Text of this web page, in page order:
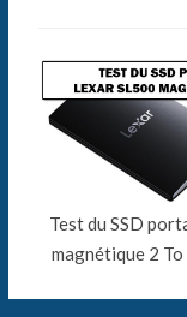
Test du SSD
magnétique 2